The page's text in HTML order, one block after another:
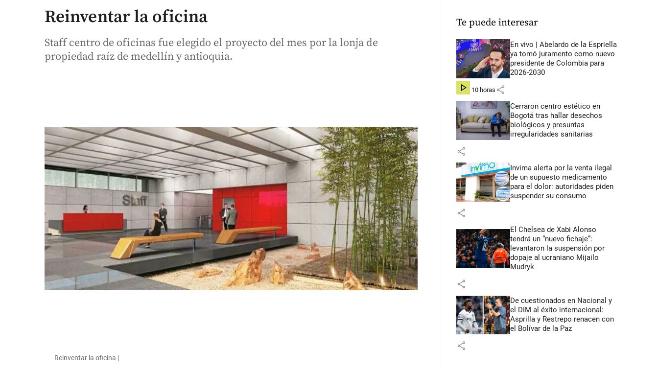
Reinventar la oficina
Staff centro de oficinas fue elegido el proyecto del mes por la lonja de
propiedad raíz de medellín y antioquia.
Reinventar la oficina |
Te puede interesar
En vivo | Abelardo de la Espriella
ya tomó juramento como nuevo
presidente de Colombia para
2026-2030
hace 10 horas share
Cerraron centro estético en
Bogotá tras hallar desechos
biológicos y presuntas
irregularidades sanitarias
share
Invima alerta por la venta ilegal
de un supuesto medicamento
para el dolor: autoridades piden
suspender su consumo
share
El Chelsea de Xabi Alonso
tendrá un “nuevo fichaje”:
levantaron la suspensión por
dopaje al ucraniano Mijailo
Mudryk
share
De cuestionados en Nacional y
el DIM al éxito internacional:
Asprilla y Restrepo renacen con
el Bolívar de la Paz
share